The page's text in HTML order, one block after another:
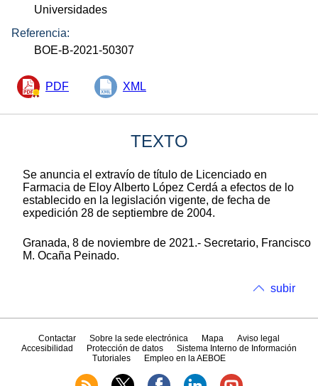
Universidades
Referencia:
BOE-B-2021-50307
PDF XML
TEXTO
Se anuncia el extravío de título de Licenciado en
Farmacia de Eloy Alberto López Cerdá a efectos de lo
establecido en la legislación vigente, de fecha de
expedición 28 de septiembre de 2004.
Granada, 8 de noviembre de 2021.- Secretario, Francisco
M. Ocaña Peinado.
subir
Contactar Sobre la sede electrónica Mapa
Aviso legal
Accesibilidad
Protección de datos
Sistema Interno de Información
Tutoriales
Empleo en la AEBOE